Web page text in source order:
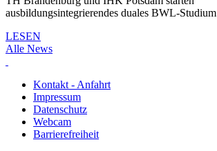
ausbildungsintegrierendes duales BWL-Studium
LESEN
Alle News
Kontakt - Anfahrt
Impressum
Datenschutz
Webcam
Barrierefreiheit